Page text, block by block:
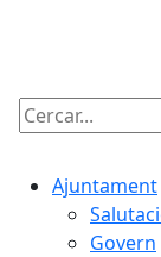
Cercar:
Ajuntament
Govern